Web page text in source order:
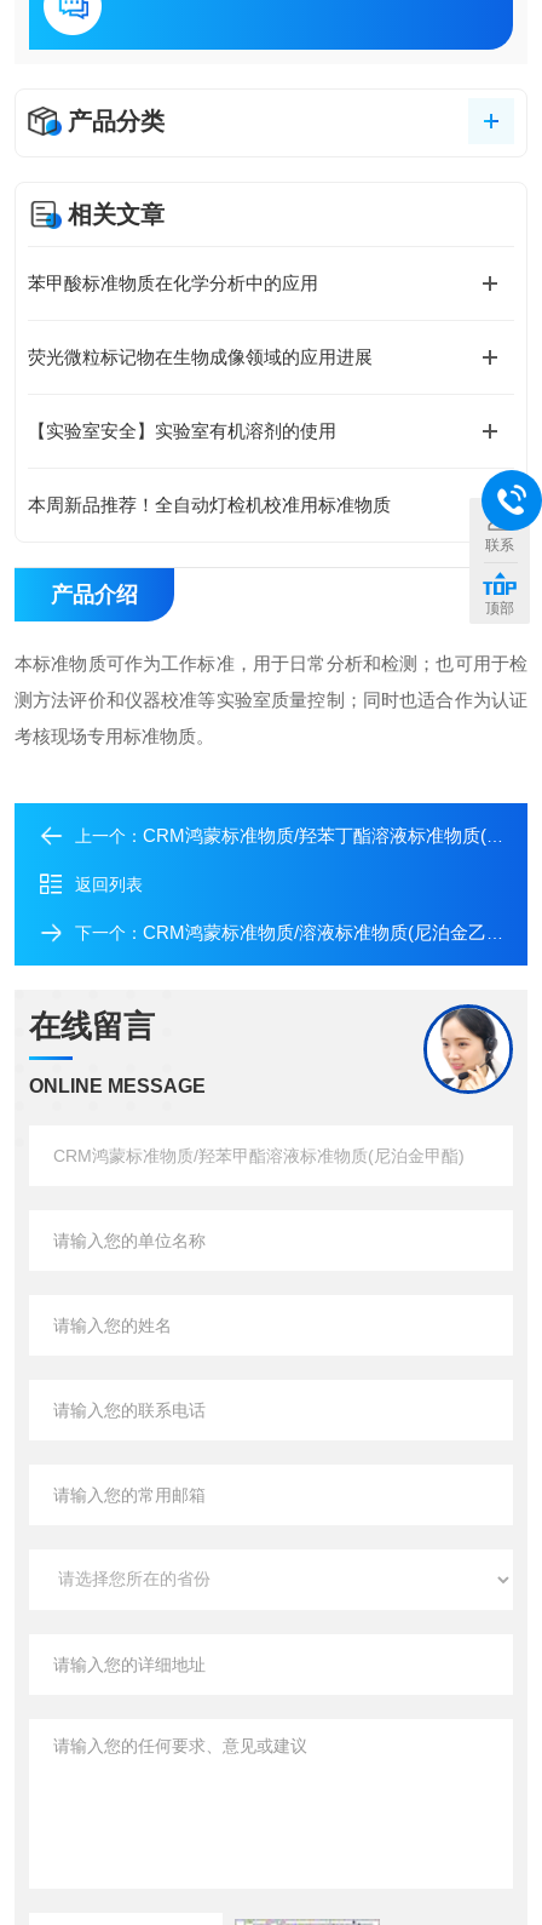
产品分类
相关文章
苯甲酸标准物质在化学分析中的应用
荧光微粒标记物在生物成像领域的应用进展
【实验室安全】实验室有机溶剂的使用
本周新品推荐！全自动灯检机校准用标准物质
产品介绍
本标准物质可作为工作标准，用于日常分析和检测；也可用于检
测方法评价和仪器校准等实验室质量控制；同时也适合作为认证
考核现场专用标准物质。
上一个： CRM鸿蒙标准物质/羟苯丁酯溶液标准物质(尼泊金丁酯)
返回列表
下一个： CRM鸿蒙标准物质/溶液标准物质(尼泊金乙酯)
在线留言
ONLINE MESSAGE
联系
顶部